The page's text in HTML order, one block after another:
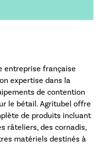
entreprise française
expertise dans la
de contention
le bétail. Agritubel offre
de produits incluant
râteliers, des cornadis,
matériels destinés à